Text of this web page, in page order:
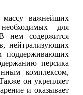
важнейших
для
нем содержится
нейтрализующих
поддерживающих
персика
комплексом,
он укрепляет
и оказывает